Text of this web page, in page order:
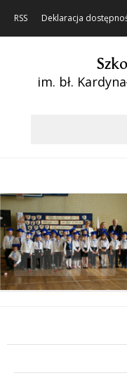
RSS Deklaracja
im. bł.
Poprzedni
❚❚